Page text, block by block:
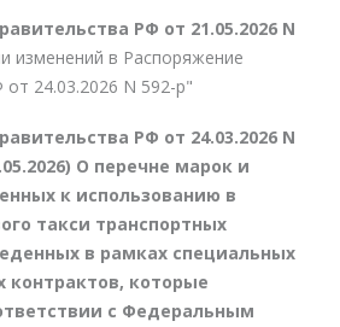
РФ от 21.05.2026 N
изменений в Распоряжение
24.03.2026 N 592-р"
РФ от 24.03.2026 N
О перечне марок и
к использованию в
такси транспортных
в рамках специальных
контрактов, которые
с Федеральным